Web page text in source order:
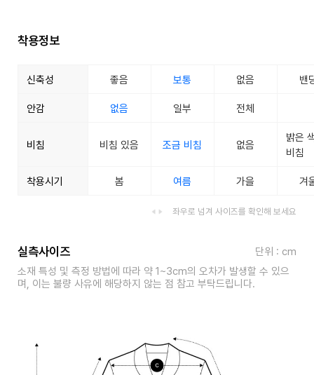
착용정보
신축성 좋음 보통 없음 밴
안감 없음 일부 전체
비침 비침 있음 조금 비침 없음
밝은
비침
착용시기 봄 여름 가을 겨
좌우로 넘겨 사이즈를 확인해 보세요
실측사이즈
단위 : cm
소재 특성 및 측정 방법에 따라 약 1~3cm의 오차가 발생할 수 있으
며, 이는 불량 사유에 해당하지 않는 점 참고 부탁드립니다.